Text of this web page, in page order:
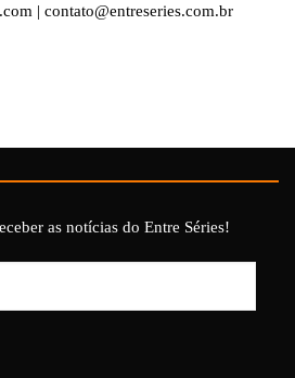
| contato@entreseries.com.br
as notícias do Entre Séries!